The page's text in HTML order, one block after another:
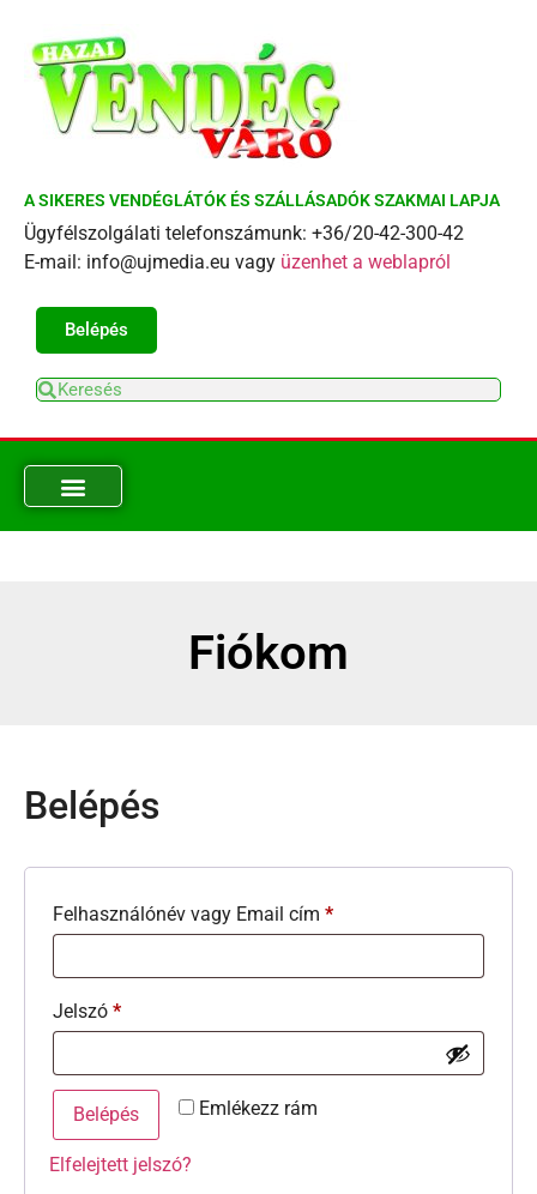
A SIKERES VENDÉGLÁTÓK ÉS SZÁLLÁSADÓK SZAKMAI LAPJA
Ügyfélszolgálati telefonszámunk: +36/20-42-300-42
E-mail: info@ujmedia.eu vagy üzenhet a weblapról
Belépés
Fiókom
Belépés
Felhasználónév vagy Email cím *
Jelszó *
Emlékezz rám
Belépés
Elfelejtett jelszó?